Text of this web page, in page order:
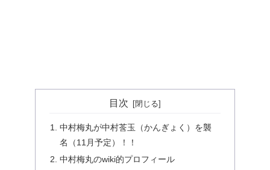
目次
中村梅丸が中村莟玉（かんぎょく）を襲
名（11月予定）！！
中村梅丸のwiki的プロフィール